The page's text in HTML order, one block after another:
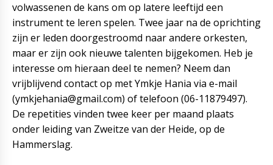
volwassenen de kans om op latere leeftijd een
instrument te leren spelen. Twee jaar na de oprichting
zijn er leden doorgestroomd naar andere orkesten,
maar er zijn ook nieuwe talenten bijgekomen. Heb je
interesse om hieraan deel te nemen? Neem dan
vrijblijvend contact op met Ymkje Hania via e-mail
(ymkjehania@gmail.com) of telefoon (06-11879497).
De repetities vinden twee keer per maand plaats
onder leiding van Zweitze van der Heide, op de
Hammerslag.